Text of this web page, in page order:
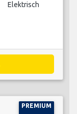
Elektrisch
PREMIUM